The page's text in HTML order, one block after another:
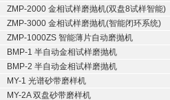
ZMP-2000 金相试样磨抛机(双盘8试样智能)
ZMP-3000 金相试样磨抛机(智能闭环系统)
ZMP-1000ZS 智能薄片自动磨抛机
BMP-1 半自动金相试样磨抛机
BMP-2 半自动金相试样磨抛机
MY-1 光谱砂带磨样机
MY-2A 双盘砂带磨样机